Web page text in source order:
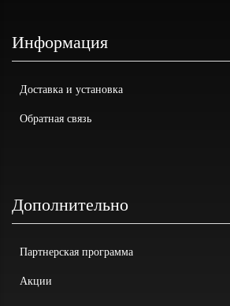
Информация
Доставка и установка
Обратная связь
Дополнительно
Партнерская программа
Акции